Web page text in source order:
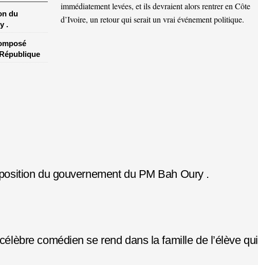
du
.
immédiatement levées, et ils devraient alors rentrer en Côte
d’Ivoire, un retour qui serait un vrai événement politique.
du gouvernement du PM Bah Oury .
comédien se rend dans la famille de l’élève qui